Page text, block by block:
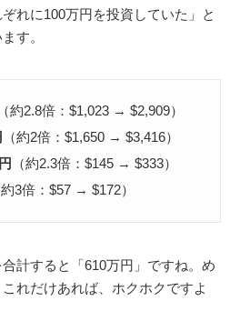
れに100万円を投資していた」と
す。
（約2.8倍：$1,023 → $2,909）
（約2倍：$1,650 → $3,416）
（約2.3倍：$145 → $333）
約3倍：$57 → $172）
計すると「610万円」ですね。め
れだけあれば、ホクホクですよ